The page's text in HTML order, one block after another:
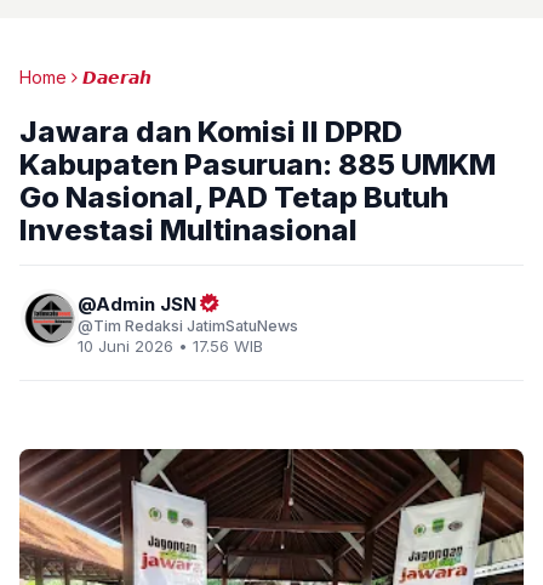
Home 𝘿𝙖𝙚𝙧𝙖𝙝
Jawara dan Komisi II DPRD
Kabupaten Pasuruan: 885 UMKM
Go Nasional, PAD Tetap Butuh
Investasi Multinasional
Admin JSN
Tim Redaksi JatimSatuNews
10 Juni 2026 • 17.56 WIB